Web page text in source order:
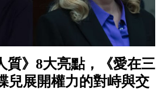
質》8大亮點，《愛在三
兒展開權力的對峙與交